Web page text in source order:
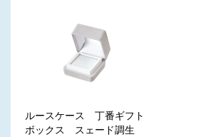
ルースケース 丁番ギフト
ボックス スェード調生